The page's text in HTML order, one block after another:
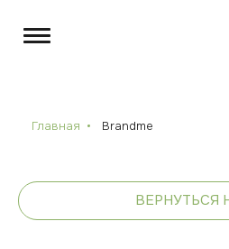
Главная Brandme
ВЕРНУТЬСЯ